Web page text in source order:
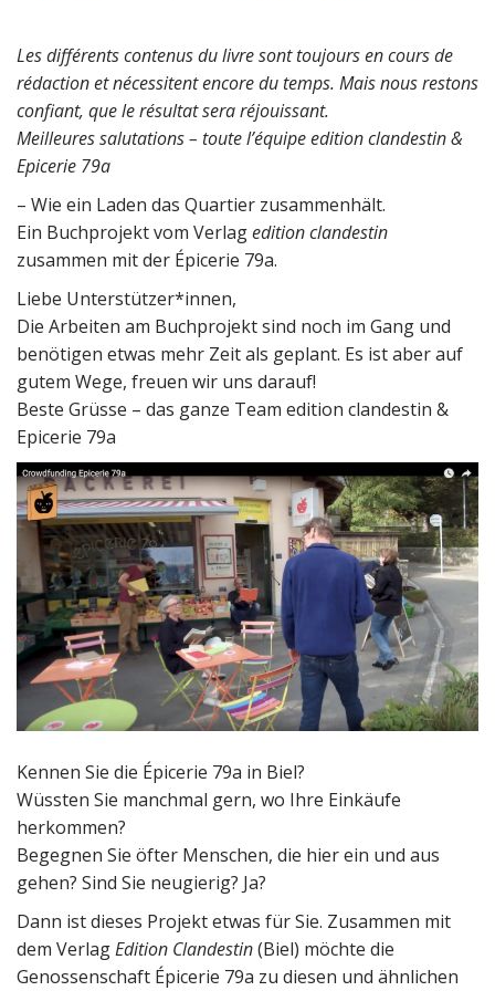
Les différents contenus du livre sont toujours en cours de
rédaction et nécessitent encore du temps. Mais nous restons
confiant, que le résultat sera réjouissant.
Meilleures salutations – toute l’équipe edition clandestin &
Epicerie 79a
– Wie ein Laden das Quartier zusammenhält.
Ein Buchprojekt vom Verlagedition clandestin
zusammen mit der Épicerie 79a.
Liebe Unterstützer*innen,
Die Arbeiten am Buchprojekt sind noch im Gang und
benötigen etwas mehr Zeit als geplant. Es ist aber auf
gutem Wege, freuen wir uns darauf!
Beste Grüsse – das ganze Team edition clandestin &
Epicerie 79a
Kennen Sie die Épicerie 79a in Biel?
Wüssten Sie manchmal gern, wo Ihre Einkäufe
herkommen?
Begegnen Sie öfter Menschen, die hier ein und aus
gehen? Sind Sie neugierig? Ja?
Dann ist dieses Projekt etwas für Sie. Zusammen mit
dem VerlagEdition Clandestin(Biel) möchte die
Genossenschaft Épicerie 79a zu diesen und ähnlichen